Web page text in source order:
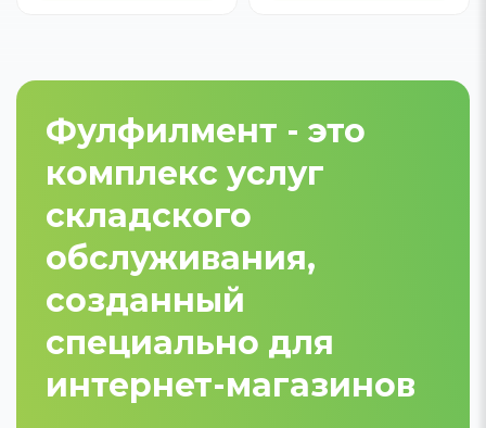
Фулфилмент - это
комплекс услуг
складского
обслуживания,
созданный
специально для
интернет-магазинов